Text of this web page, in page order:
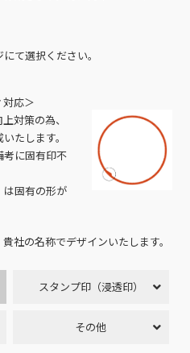
て選択ください。
応＞
対策の為、
たします。
考に固有印不
固有の形が
社の名称でデザインいたします。
スタンプ印（浸透印）
その他